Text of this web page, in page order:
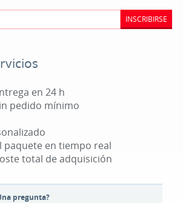
INSCRIBIRSE
en 24 h
pedido mínimo
paquete en tiempo real
total de adquisición
pregunta?